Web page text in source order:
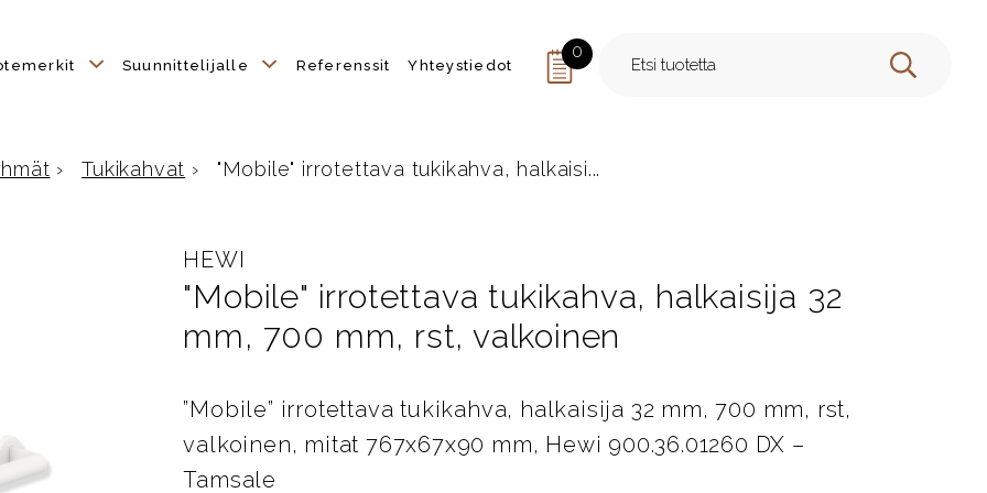
Suunnittelijalle Referenssit Yhteystiedot
0
HAE
› Tukikahvat › "Mobile" irrotettava tukikahva, halkaisi...
HEWI
"Mobile" irrotettava tukikahva, halkaisija 32
mm, 700 mm, rst, valkoinen
”Mobile” irrotettava tukikahva, halkaisija 32 mm, 700 mm, rst,
valkoinen, mitat 767x67x90 mm, Hewi 900.36.01260 DX –
Tamsale